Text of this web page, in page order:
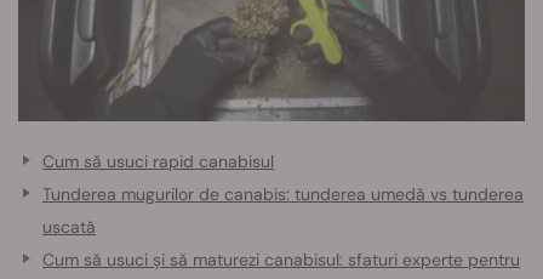
Cum să usuci rapid canabisul
Tunderea mugurilor de canabis: tunderea umedă vs tunderea
uscată
Cum să usuci și să maturezi canabisul: sfaturi experte pentru